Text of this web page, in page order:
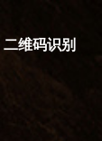
二维码识别